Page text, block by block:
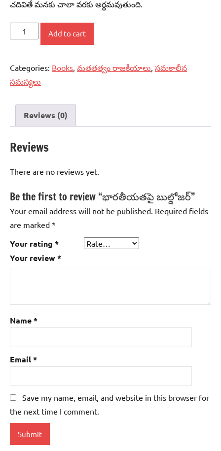
చదివితే మనకు చాలా వరకు అర్థమవుతుంది.
భారతీయతపైAdd to cart
Categories: Books మతతత్వం రాజకీయాలు సమకాలీన
సమస్యలు
Reviews (0)
Reviews
There are no reviews yet.
Be the first to review “భారతీయతపై బుల్డోజర్‌”
Your email address will not be published. Required fields
are marked *
Your rating *
Your review*
Name*
Email*
Save my name, email, and website in this browser for
the next time I comment.